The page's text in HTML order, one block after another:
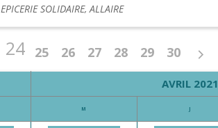
EPICERIE SOLIDAIRE, ALLAIRE
24 25 26 27 28 29 30
AVRIL 2021
M J